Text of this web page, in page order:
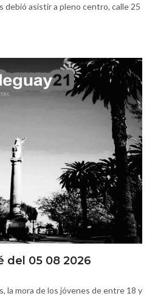
debió asistir a pleno centro, calle 25
del 05 08 2026
la mora de los jóvenes de entre 18 y